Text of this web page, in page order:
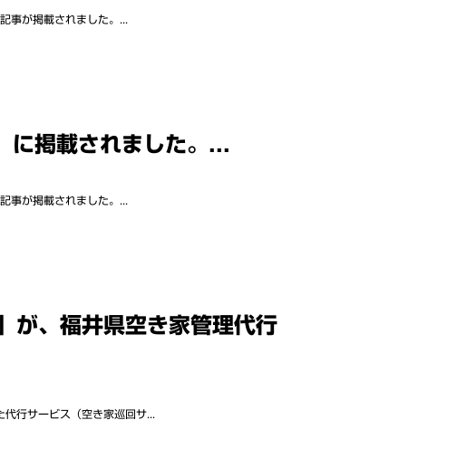
事が掲載されました。...
掲載されました。...
事が掲載されました。...
が、福井県空き家管理代行
行サービス（空き家巡回サ...